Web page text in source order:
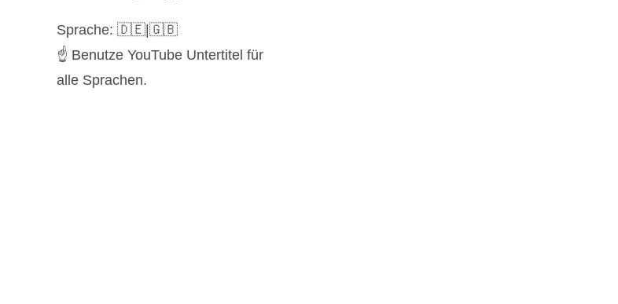
Sprache: 🇩🇪|🇬🇧
☝️ Benutze YouTube Untertitel für
alle Sprachen.